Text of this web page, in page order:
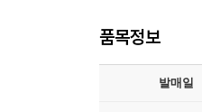
품목정보
발매일